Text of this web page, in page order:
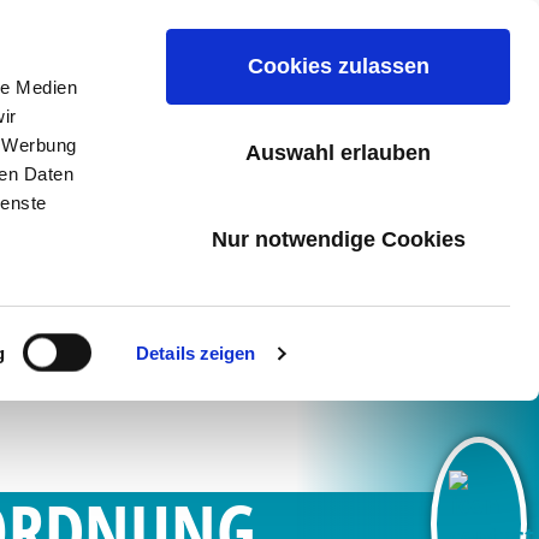
Medien
Daten
Details zeigen
Cookies zulassen
Auswahl erlauben
Nur notwendige Cookies
Kontakt & Beratung